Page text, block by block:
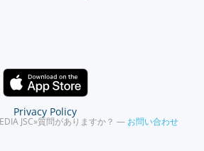
JSC»質問がありますか？ — お問い合わせ
Privacy Policy